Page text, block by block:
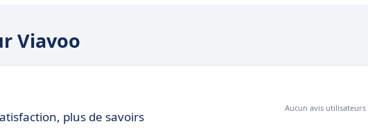
Viavoo
plus de savoirs
Aucun avis utilisateurs